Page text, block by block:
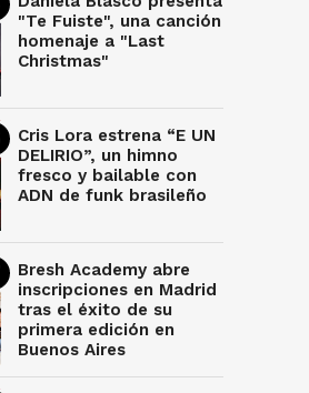
"Te Fuiste", una canción
homenaje a "Last
Christmas"
Cris Lora estrena “E UN
DELIRIO”, un himno
fresco y bailable con
ADN de funk brasileño
Bresh Academy abre
inscripciones en Madrid
tras el éxito de su
primera edición en
Buenos Aires